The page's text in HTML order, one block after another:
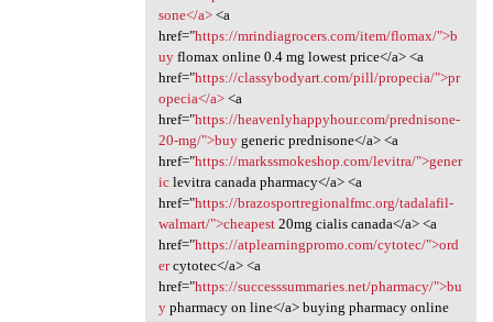
sone</a><a
href="https://mrindiagrocers.com/item/flomax/">b
uyflomax online 0.4 mg lowest price</a> <a
href="https://classybodyart.com/pill/propecia/">pr
opecia</a><a
href="https://heavenlyhappyhour.com/prednisone-
20-mg/">buygeneric prednisone</a> <a
href="https://markssmokeshop.com/levitra/">gener
iclevitra canada pharmacy</a> <a
href="https://brazosportregionalfmc.org/tadalafil-
walmart/">cheapest20mg cialis canada</a> <a
href="https://atplearningpromo.com/cytotec/">ord
ercytotec</a> <a
href="https://successsummaries.net/pharmacy/">bu
ypharmacy on line</a> buying pharmacy online